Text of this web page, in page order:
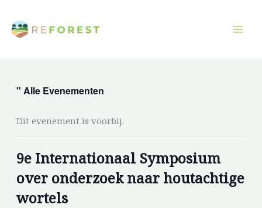
naar
inhoud
" Alle Evenementen
Dit evenement is voorbij.
9e Internationaal Symposium
over onderzoek naar houtachtige
wortels